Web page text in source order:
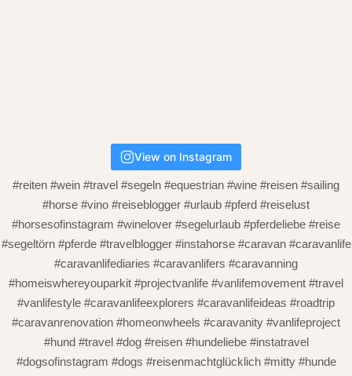
View on Instagram
#reiten #wein #travel #segeln #equestrian #wine #reisen #sailing
#horse #vino #reiseblogger #urlaub #pferd #reiselust
#horsesofinstagram #winelover #segelurlaub #pferdeliebe #reise
#segeltörn #pferde #travelblogger #instahorse #caravan #caravanlife
#caravanlifediaries #caravanlifers #caravanning
#homeiswhereyouparkit #projectvanlife #vanlifemovement #travel
#vanlifestyle #caravanlifeexplorers #caravanlifeideas #roadtrip
#caravanrenovation #homeonwheels #caravanity #vanlifeproject
#hund #travel #dog #reisen #hundeliebe #instatravel
#dogsofinstagram #dogs #reisenmachtglücklich #mitty #hunde